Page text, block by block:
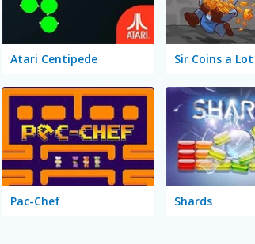
Atari Centipede Sir Coins a
Pac-Chef Shards